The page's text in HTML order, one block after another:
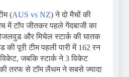
(AUS vs NZ) ने दो मैचों की
में टॉप जीतकर पहले गेंदबाजी का
और मिचेल स्टार्क की घातक
पूरी टीम पहली पारी में 162 रन
जबकि स्टार्क ने 3 विकेट
तरफ से टॉम लैथम ने सबसे ज्यादा